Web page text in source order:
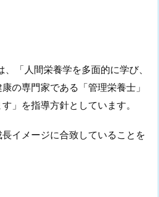
「人間栄養学を多面的に学び、
の専門家である「管理栄養士」
」を指導方針としています。
イメージに合致していることを